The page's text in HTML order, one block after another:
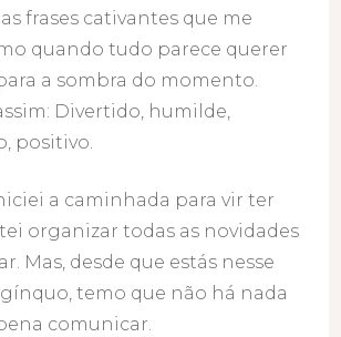
frases cativantes que me
quando tudo parece querer
a sombra do momento.
Divertido, humilde,
positivo.
a caminhada para vir ter
organizar todas as novidades
Mas, desde que estás nesse
temo que não há nada
comunicar.